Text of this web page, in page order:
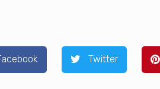
Twitter